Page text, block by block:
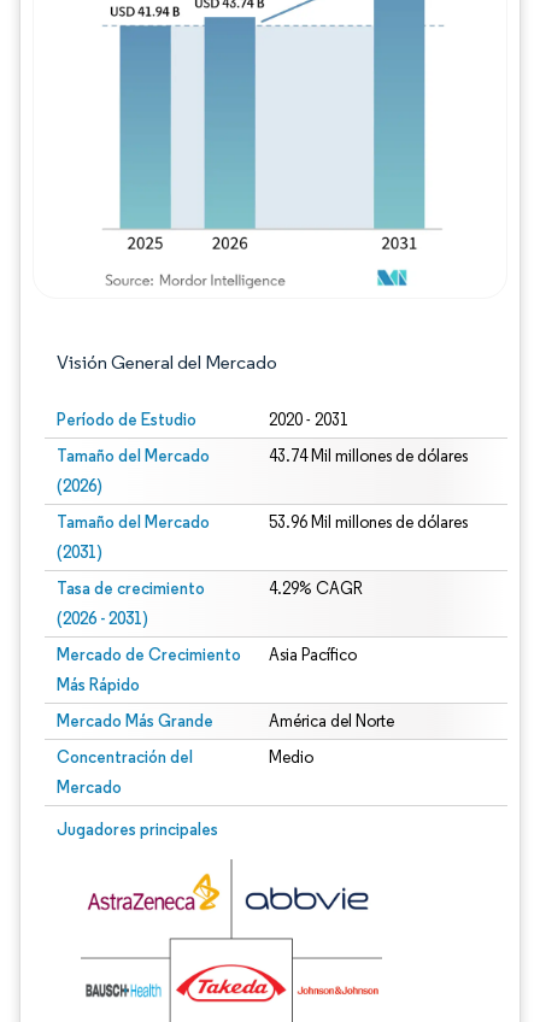
Visión General del Mercado
Período de Estudio 2020 - 2031
Tamaño del Mercado
(2026)
43.74 Mil millones de dólares
Tamaño del Mercado
(2031)
53.96 Mil millones de dólares
Tasa de crecimiento
(2026 - 2031)
4.29% CAGR
Mercado de Crecimiento
Más Rápido
Asia Pacífico
Mercado Más Grande América del Norte
Concentración del
Mercado
Medio
Jugadores principales
Imagen © Mordor Intelligence. El uso requiere atribución según CC BY 4.0.